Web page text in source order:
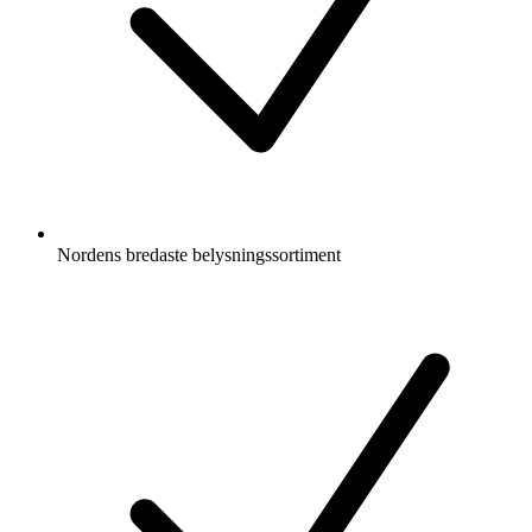
Nordens bredaste belysningssortiment